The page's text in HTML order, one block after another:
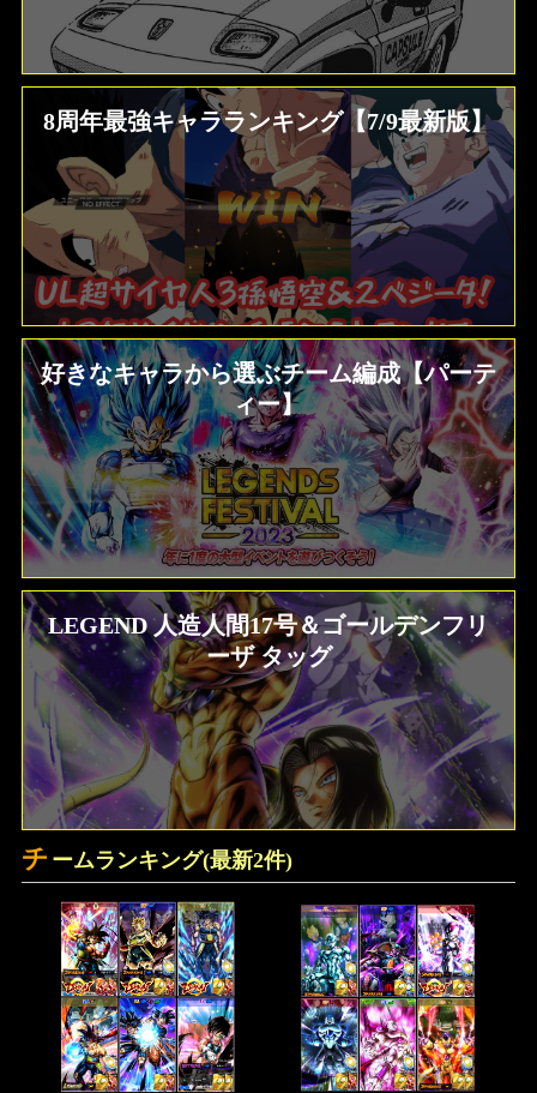
8周年最強キャラランキング【7/9最新版】
好きなキャラから選ぶチーム編成【パーテ
ィー】
ソウル一覧効果、ステータス比較 ドラゴ
ンボールZ クロスキーパーズ
LEGEND 人造人間17号＆ゴールデンフリ
ーザ タッグ
チ ームランキング(最新2件)